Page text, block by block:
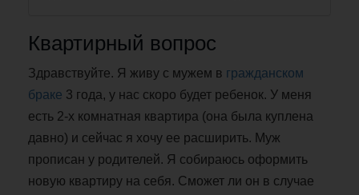
Квартирный вопрос
Здравствуйте. Я живу с мужем в гражданском
браке 3 года, у нас скоро будет ребенок. У меня
есть 2-х комнатная квартира (она была куплена
давно) и сейчас я хочу ее расширить. Муж
прописан у родителей. Я собираюсь оформить
новую квартиру на себя. Сможет ли он в случае